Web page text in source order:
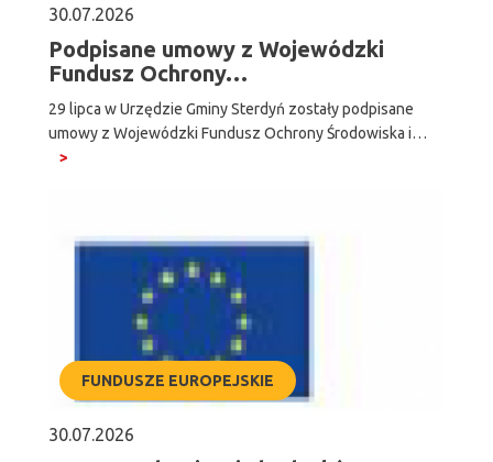
30.07.2026
Podpisane umowy z Wojewódzki
Fundusz Ochrony…
29 lipca w Urzędzie Gminy Sterdyń zostały podpisane
umowy z Wojewódzki Fundusz Ochrony Środowiska i…
FUNDUSZE EUROPEJSKIE
30.07.2026